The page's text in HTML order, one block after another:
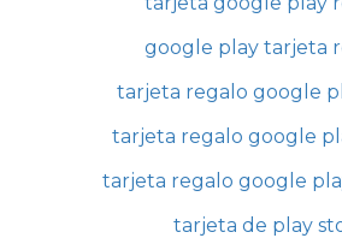
google play tarjeta
tarjeta regalo google
tarjeta regalo google
tarjeta regalo google
tarjeta de play